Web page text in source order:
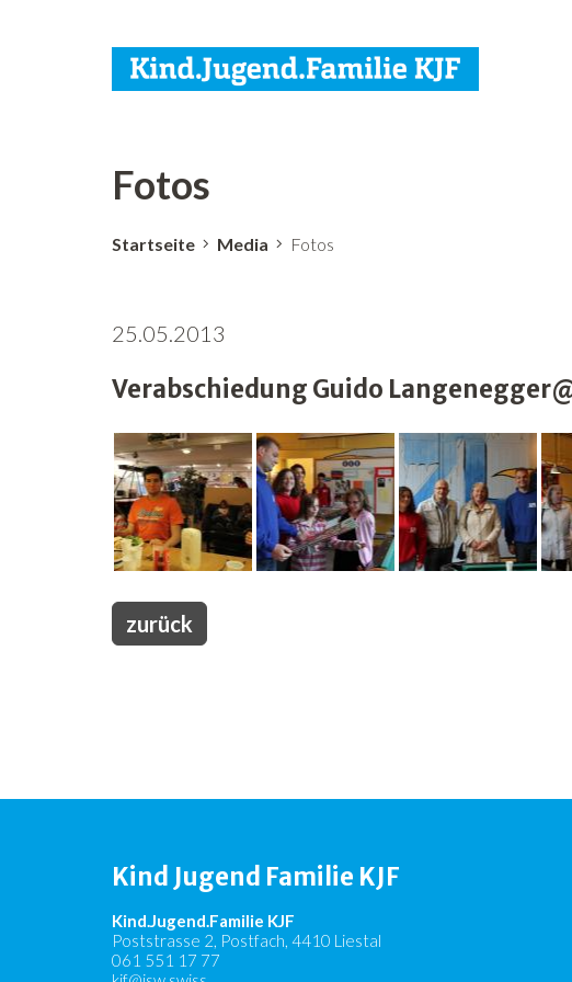
Fotos
Startseite Media Fotos
25.05.2013
Verabschiedung Guido
zurück
Kind Jugend Familie KJF
Kind.Jugend.Familie KJF
Poststrasse 2, Postfach, 4410 Liestal
061 551 17 77